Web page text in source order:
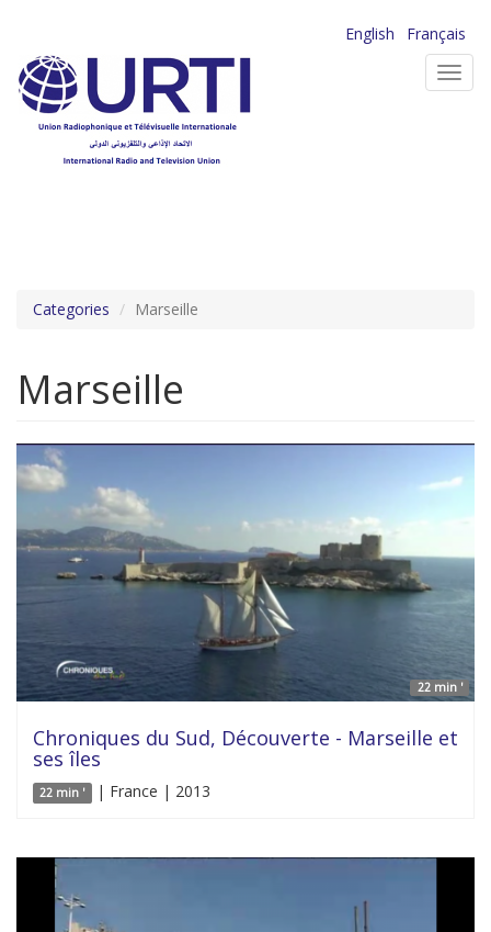
contenu
principal
English
Français
Categories Marseille
Marseille
22 min '
Chroniques du Sud, Découverte - Marseille et
ses îles
22 min ' | France | 2013